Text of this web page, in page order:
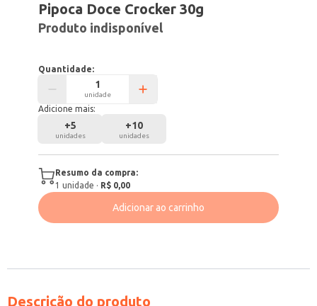
Pipoca Doce Crocker 30g
Produto indisponível
Quantidade:
unidade
Adicione mais:
+5
unidades
+10
unidades
Resumo da compra:
1 unidade · R$ 0,00
Adicionar ao carrinho
Descrição do produto